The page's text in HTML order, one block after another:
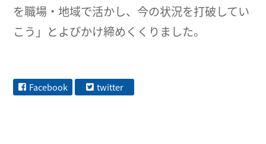
を職場・地域で活かし、今の状況を打破してい
こう」とよびかけ締めくくりました。
Facebook twitter